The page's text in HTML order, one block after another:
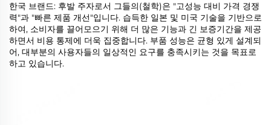
한국 브랜드: 후발 주자로서 그들의(철학)은 "고성능 대비 가격 경쟁
력"과 "빠른 제품 개선"입니다. 습득한 일본 및 미국 기술을 기반으로
하여, 소비자를 끌어모으기 위해 더 많은 기능과 긴 보증기간을 제공
하면서 비용 통제에 더욱 집중합니다. 부품 성능은 균형 있게 설계되
어, 대부분의 사용자들의 일상적인 요구를 충족시키는 것을 목표로
하고 있습니다.